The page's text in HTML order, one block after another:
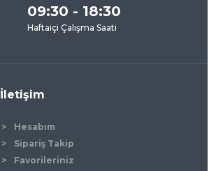
09:30 - 18:30
Haftaiçi Çalışma Saati
İletişim
Hesabım
Sipariş Takip
Favorileriniz